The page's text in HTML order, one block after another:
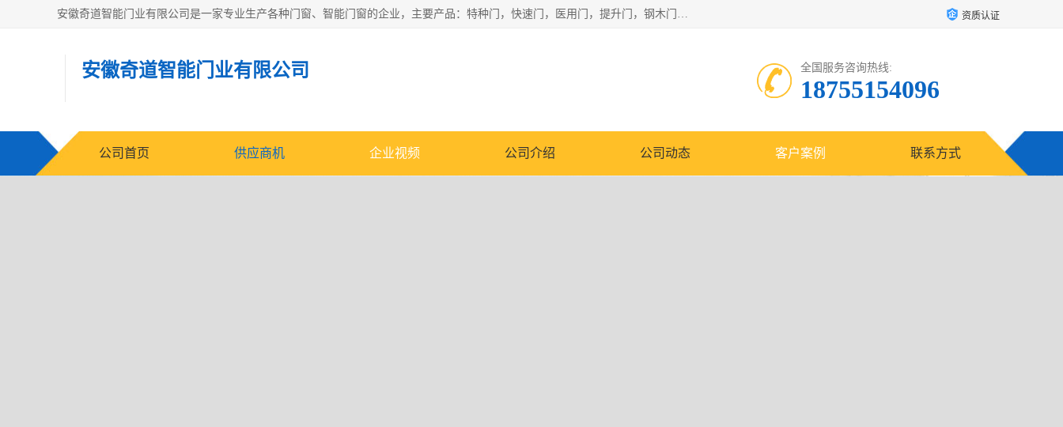
安徽奇道智能门业有限公司是一家专业生产各种门窗、智能门窗的企业，主要产品：特种门，快速门，医用门，提升门，钢木门，智能道闸，钢大门，平移门，卷帘门，保温门，钢制自由门，防火门等，欢迎前来咨询采购。 资质认证
安徽奇道智能门业有限公司 全国服务咨询热线:
18755154096
公司首页 供应商机 企业视频 公司介绍 公司动态 客户案例 联系方式